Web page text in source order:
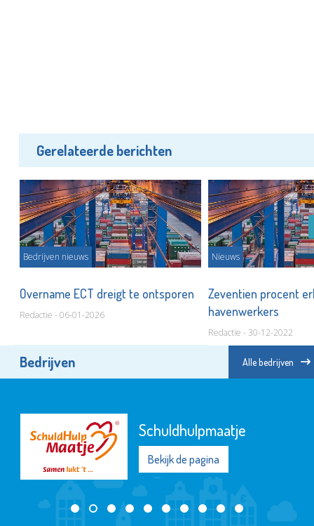
Gerelateerde berichten
Bedrijven nieuws
Overname ECT dreigt te ontsporen
Redactie - 06-01-2026
Nieuws
Zeventien procent
havenwerkers
Redactie - 30-12-2022
Bedrijven Alle bedrijven
Schuldhulpmaatje
Bekijk de pagina